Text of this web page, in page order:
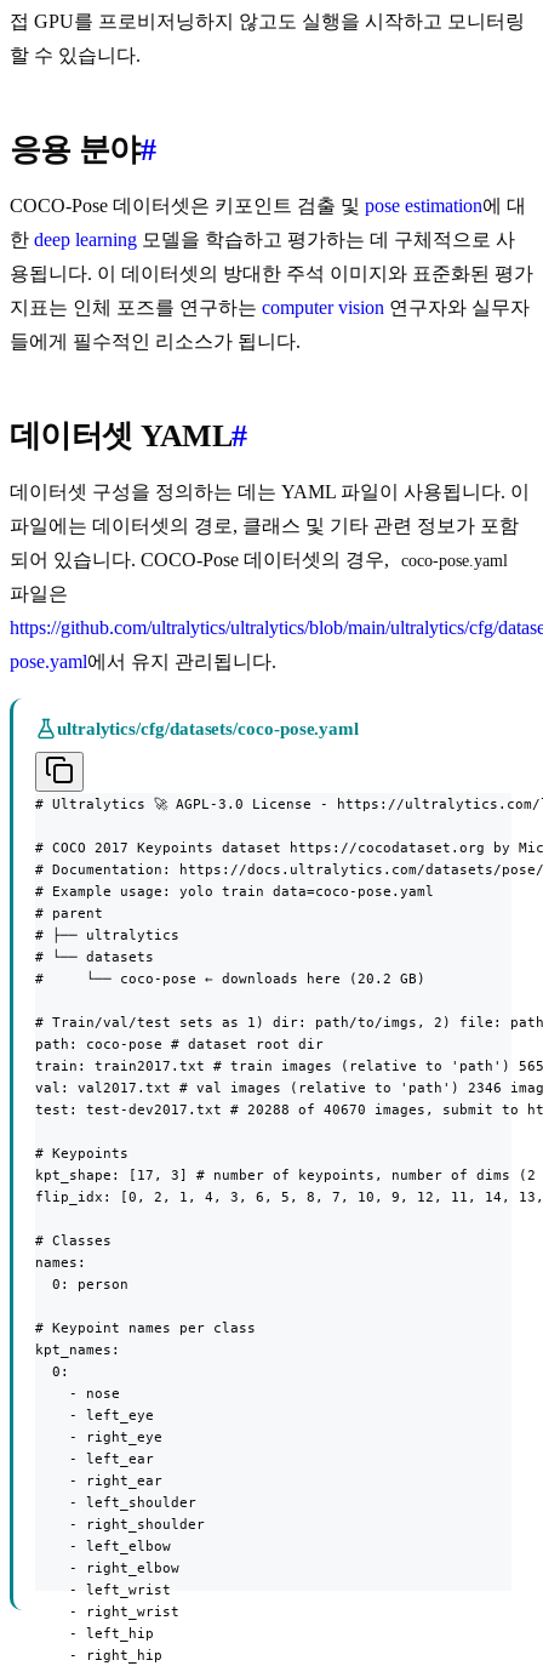
접 GPU를 프로비저닝하지 않고도 실행을 시작하고 모니터링
할 수 있습니다.
응용 분야#
COCO-Pose 데이터셋은 키포인트 검출 및 pose estimation에 대
한 deep learning 모델을 학습하고 평가하는 데 구체적으로 사
용됩니다. 이 데이터셋의 방대한 주석 이미지와 표준화된 평가
지표는 인체 포즈를 연구하는 computer vision 연구자와 실무자
들에게 필수적인 리소스가 됩니다.
데이터셋 YAML#
데이터셋 구성을 정의하는 데는 YAML 파일이 사용됩니다. 이
파일에는 데이터셋의 경로, 클래스 및 기타 관련 정보가 포함
되어 있습니다. COCO-Pose 데이터셋의 경우,
coco-pose.yaml
파일은
https://github.com/ultralytics/ultralytics/blob/main/ultralytics/cfg/
pose.yaml에서 유지 관리됩니다.
ultralytics/cfg/datasets/coco-pose.yaml
# Ultralytics 🚀 AGPL-3.0 License - https://ultralytics.com/
# COCO 2017 Keypoints dataset https://cocodataset.org by
# Documentation: https://docs.ultralytics.com/datasets/pose/
# Example usage: yolo train data=coco-pose.yaml
# parent
# ├── ultralytics
# └── datasets
#     └── coco-pose ← downloads here (20.2 GB)
# Train/val/test sets as 1) dir: path/to/imgs, 2) file:
path: coco-pose # dataset root dir
train: train2017.txt # train images (relative to 'path')
val: val2017.txt # val images (relative to 'path') 2346
test: test-dev2017.txt # 20288 of 40670 images, submit to
# Keypoints
kpt_shape: [17, 3] # number of keypoints, number of
flip_idx: [0, 2, 1, 4, 3, 6, 5, 8, 7, 10, 9, 12, 11, 14,
# Classes
names:
  0: person
# Keypoint names per class
kpt_names:
  0:
    - nose
    - left_eye
    - right_eye
    - left_ear
    - right_ear
    - left_shoulder
    - right_shoulder
    - left_elbow
    - right_elbow
    - left_wrist
    - right_wrist
    - left_hip
    - right_hip